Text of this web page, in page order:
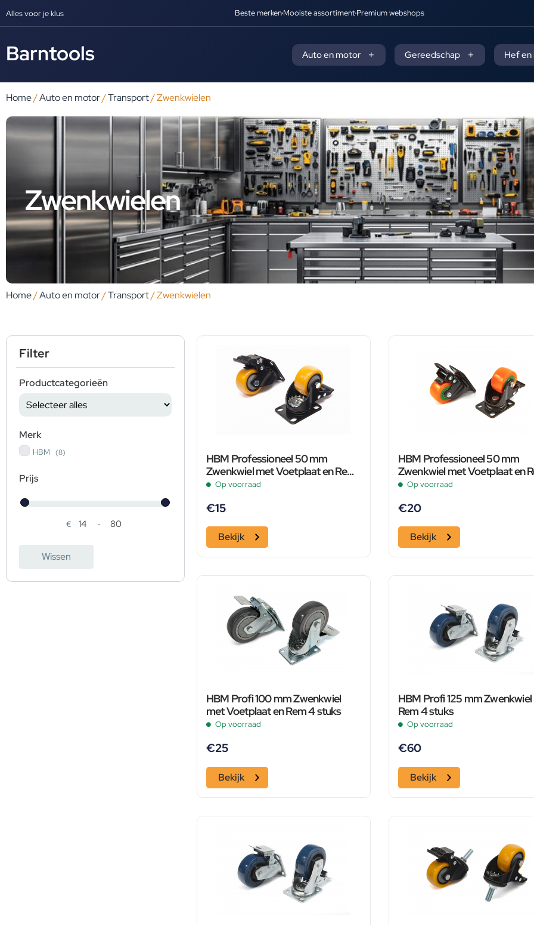
Alles voor je klus Beste merkenMooiste assortimentPremium webshops
Barntools Auto en motor Gereedschap Hef en
Home/Auto en motor/Transport/ Zwenkwielen
Zwenkwielen
Home/Auto en motor/Transport/ Zwenkwielen
Filter
Productcategorieën
Merk
HBM (8)
Prijs
€
Minimale prijs
-
Maximale prijs
Wissen
HBM Professioneel 50 mm
Zwenkwiel met Voetplaat en Rem
– 50 KG 4 stuks
Op voorraad
€15
Bekijk
HBM Professioneel 50 mm
Zwenkwiel met Voetplaat en
– 80 KG 4 stuks
Op voorraad
€20
Bekijk
HBM Profi 100 mm Zwenkwiel
met Voetplaat en Rem 4 stuks
Op voorraad
€25
Bekijk
HBM Profi 125 mm
Rem 4 stuks
Op voorraad
€60
Bekijk